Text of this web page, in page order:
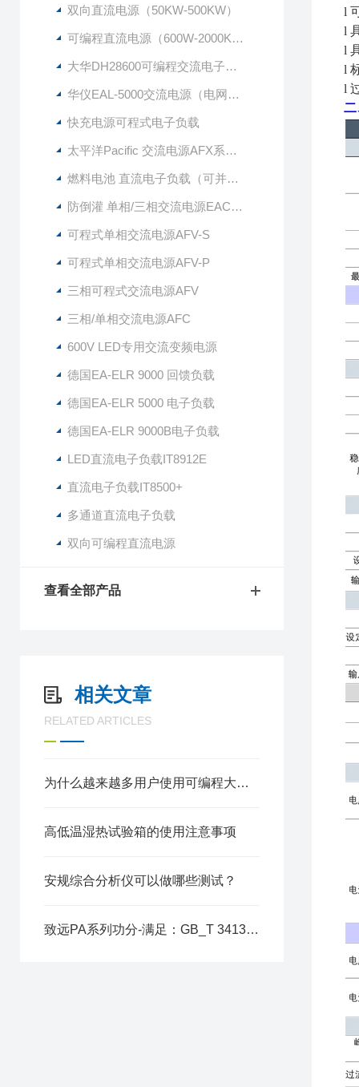
双向直流电源（50KW-500KW）
可编程直流电源（600W-2000KW）
大华DH28600可编程交流电子负载
华仪EAL-5000交流电源（电网模拟，波形编辑等）
快充电源可程式电子负载
太平洋Pacific 交流电源AFX系列（单相/三相/交直流输出）
燃料电池 直流电子负载（可并联扩容）
防倒灌 单相/三相交流电源EAC系列
可程式单相交流电源AFV-S
可程式单相交流电源AFV-P
三相可程式交流电源AFV
三相/单相交流电源AFC
600V LED专用交流变频电源
德国EA-ELR 9000 回馈负载
德国EA-ELR 5000 电子负载
德国EA-ELR 9000B电子负载
LED直流电子负载IT8912E
直流电子负载IT8500+
多通道直流电子负载
双向可编程直流电源
查看全部产品
相关文章
RELATED ARTICLES
为什么越来越多用户使用可编程大功率电源？
高低温湿热试验箱的使用注意事项
安规综合分析仪可以做哪些测试？
致远PA系列功分-满足：GB_T 34133储能变流器间谐波检测标准
l
l
l
l
l
二